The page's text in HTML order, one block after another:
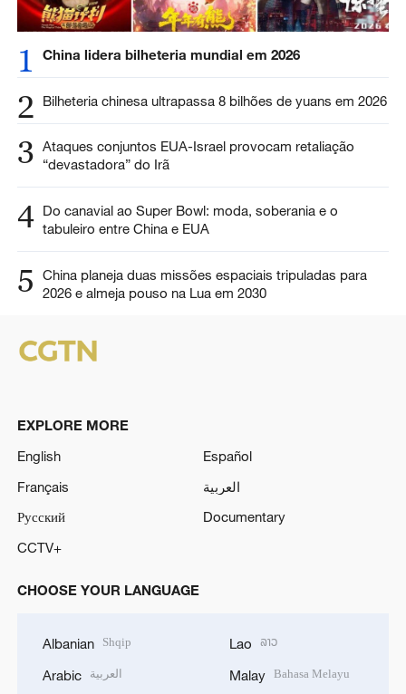
1 China lidera bilheteria mundial em 2026
2 Bilheteria chinesa ultrapassa 8 bilhões de yuans em 2026
3 Ataques conjuntos EUA-Israel provocam retaliação
“devastadora” do Irã
4 Do canavial ao Super Bowl: moda, soberania e o
tabuleiro entre China e EUA
5
China planeja duas missões espaciais tripuladas para
2026 e almeja pouso na Lua em 2030
EXPLORE MORE
English
Español
Français
العربية
Русский
Documentary
CCTV+
CHOOSE YOUR LANGUAGE
Albanian Shqip
Arabic العربية
Lao ລາວ
Malay Bahasa Melayu